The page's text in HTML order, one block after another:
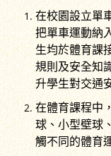
在校園設立單
把單車運動納
生均於體育課
規則及安全知
升學生對交通
在體育課程中
球、小型壁球
觸不同的體育